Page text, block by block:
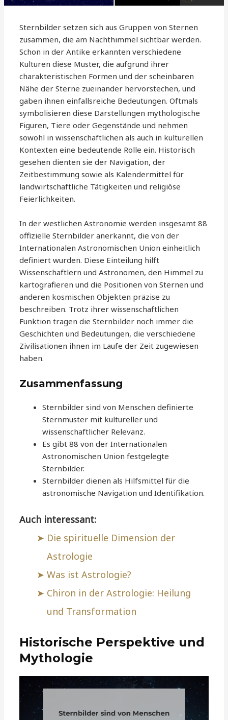
Sternbilder setzen sich aus Gruppen von Sternen
zusammen, die am Nachthimmel sichtbar werden.
Schon in der Antike erkannten verschiedene
Kulturen diese Muster, die aufgrund ihrer
charakteristischen Formen und der scheinbaren
Nähe der Sterne zueinander hervorstechen, und
gaben ihnen einfallsreiche Bedeutungen. Oftmals
symbolisieren diese Darstellungen mythologische
Figuren, Tiere oder Gegenstände und nehmen
sowohl in wissenschaftlichen als auch in kulturellen
Kontexten eine bedeutende Rolle ein. Historisch
gesehen dienten sie der Navigation, der
Zeitbestimmung sowie als Kalendermittel für
landwirtschaftliche Tätigkeiten und religiöse
Feierlichkeiten.
In der westlichen Astronomie werden insgesamt 88
offizielle Sternbilder anerkannt, die von der
Internationalen Astronomischen Union einheitlich
definiert wurden. Diese Einteilung hilft
Wissenschaftlern und Astronomen, den Himmel zu
kartografieren und die Positionen von Sternen und
anderen kosmischen Objekten präzise zu
beschreiben. Trotz ihrer wissenschaftlichen
Funktion tragen die Sternbilder noch immer die
Geschichten und Bedeutungen, die verschiedene
Zivilisationen ihnen im Laufe der Zeit zugewiesen
haben.
Zusammenfassung
Sternbilder sind von Menschen definierte
Sternmuster mit kultureller und
wissenschaftlicher Relevanz.
Es gibt 88 von der Internationalen
Astronomischen Union festgelegte
Sternbilder.
Sternbilder dienen als Hilfsmittel für die
astronomische Navigation und Identifikation.
Auch interessant:
Die spirituelle Dimension der
Astrologie
Was ist Astrologie?
Chiron in der Astrologie: Heilung
und Transformation
Historische Perspektive und
Mythologie